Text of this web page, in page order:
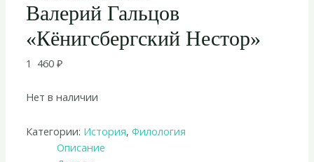
Валерий Гальцов
«Кёнигсбергский Нестор»
1 460₽
Нет в наличии
Категории: История,Филология
Описание